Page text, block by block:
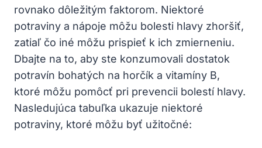
rovnako dôležitým faktorom. Niektoré
potraviny a nápoje môžu bolesti hlavy zhoršiť,
zatiaľ čo iné môžu prispieť k ich zmierneniu.
Dbajte na to, aby ste konzumovali dostatok
potravín bohatých na horčík a vitamíny B,
ktoré môžu pomôcť pri prevencii bolestí hlavy.
Nasledujúca tabuľka ukazuje niektoré
potraviny, ktoré môžu byť užitočné: